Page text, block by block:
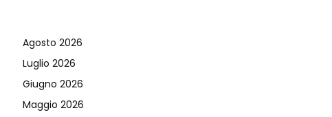
Agosto 2026
Luglio 2026
Giugno 2026
Maggio 2026